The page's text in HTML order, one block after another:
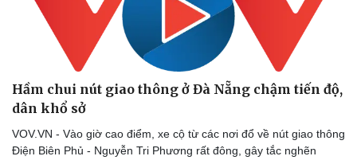
Thể thao
Lịch thi đấu bóng đá
Thế giới thể thao
eSports
Ô tô - Xe máy
Xe máy
Tư vấn
Hầm chui nút giao thông ở Đà Nẵng chậm tiến độ,
dân khổ sở
VOV.VN - Vào giờ cao điểm, xe cộ từ các nơi đổ về nút giao thông
Điện Biên Phủ - Nguyễn Tri Phương rất đông, gây tắc nghẽn